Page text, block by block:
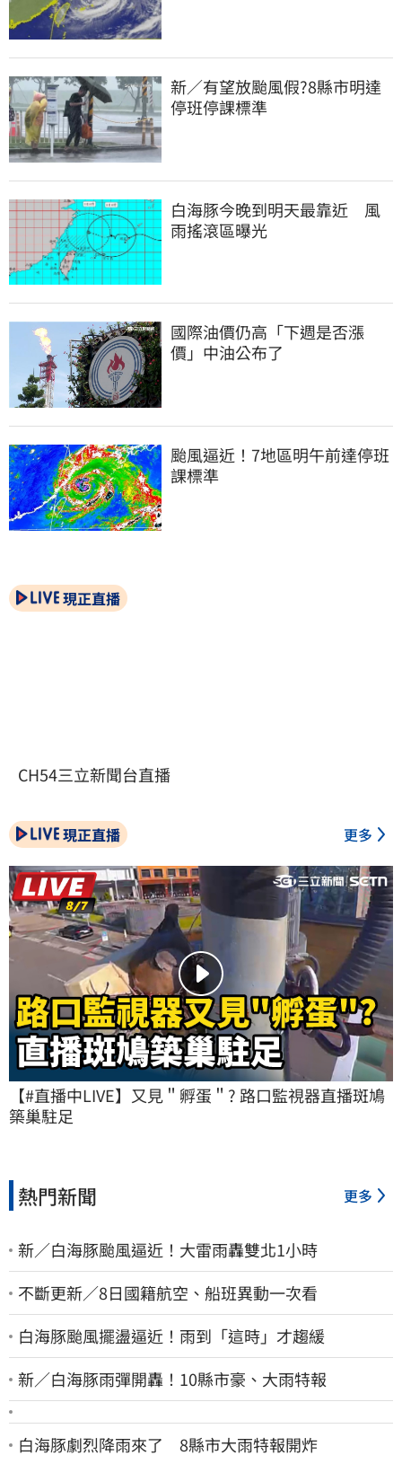
新／有望放颱風假?8縣市明達
停班停課標準
白海豚今晚到明天最靠近　風
雨搖滾區曝光
國際油價仍高「下週是否漲
價」中油公布了
颱風逼近！7地區明午前達停班
課標準
現正直播
CH54三立新聞台直播
現正直播 更多
【#直播中LIVE】又見＂孵蛋＂? 路口監視器直播斑鳩
築巢駐足
熱門新聞 更多
新／白海豚颱風逼近！大雷雨轟雙北1小時
不斷更新／8日國籍航空、船班異動一次看
白海豚颱風擺盪逼近！雨到「這時」才趨緩
新／白海豚雨彈開轟！10縣市豪、大雨特報
白海豚劇烈降雨來了 8縣市大雨特報開炸